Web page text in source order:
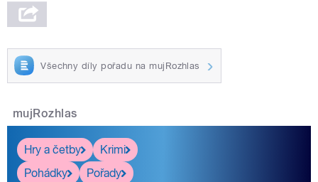
Všechny díly pořadu na mujRozhlas
mujRozhlas
Hry a četby
Krimi
Pohádky
Pořady